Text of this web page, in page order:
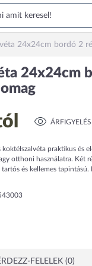
24x24cm bordó 2
24x24cm
ÁRFIGYELÉS
praktikus és
otthoni használatra. Két
és kellemes
FELELEK (0)